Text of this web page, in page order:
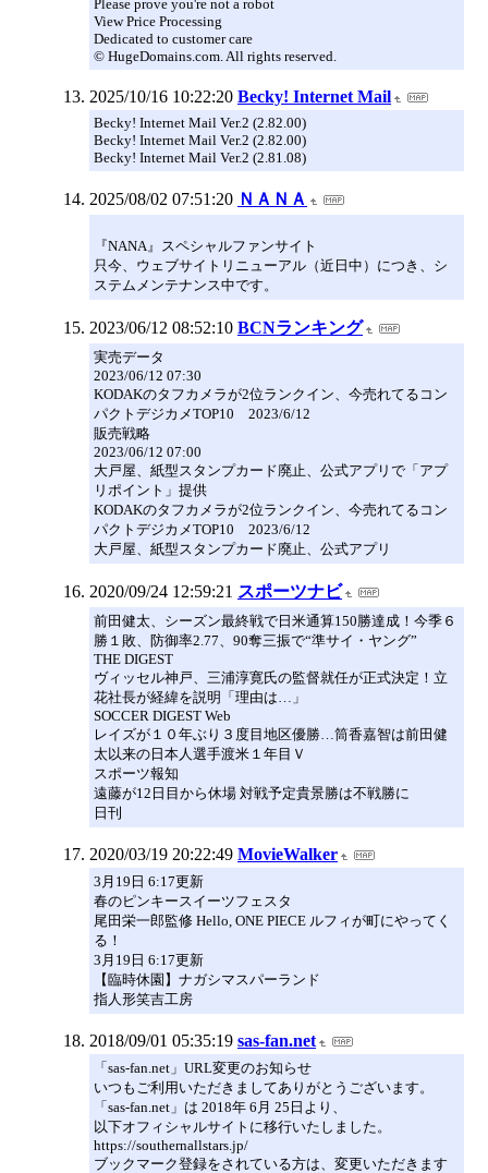
Please prove you're not a robot
View Price Processing
Dedicated to customer care
© HugeDomains.com. All rights reserved.
2025/10/16 10:22:20 Becky! Internet Mail
Becky! Internet Mail Ver.2 (2.82.00)
Becky! Internet Mail Ver.2 (2.82.00)
Becky! Internet Mail Ver.2 (2.81.08)
2025/08/02 07:51:20 ＮＡＮＡ
『NANA』スペシャルファンサイト
只今、ウェブサイトリニューアル（近日中）につき、シ
ステムメンテナンス中です。
2023/06/12 08:52:10 BCNランキング
実売データ
2023/06/12 07:30
KODAKのタフカメラが2位ランクイン、今売れてるコン
パクトデジカメTOP10 2023/6/12
販売戦略
2023/06/12 07:00
大戸屋、紙型スタンプカード廃止、公式アプリで「アプ
リポイント」提供
KODAKのタフカメラが2位ランクイン、今売れてるコン
パクトデジカメTOP10 2023/6/12
大戸屋、紙型スタンプカード廃止、公式アプリ
2020/09/24 12:59:21 スポーツナビ
前田健太、シーズン最終戦で日米通算150勝達成！今季６
勝１敗、防御率2.77、90奪三振で“準サイ・ヤング”
THE DIGEST
ヴィッセル神戸、三浦淳寛氏の監督就任が正式決定！立
花社長が経緯を説明「理由は…」
SOCCER DIGEST Web
レイズが１０年ぶり３度目地区優勝…筒香嘉智は前田健
太以来の日本人選手渡米１年目Ｖ
スポーツ報知
遠藤が12日目から休場 対戦予定貴景勝は不戦勝に
日刊
2020/03/19 20:22:49 MovieWalker
3月19日 6:17更新
春のピンキースイーツフェスタ
尾田栄一郎監修 Hello, ONE PIECE ルフィが町にやってく
る！
3月19日 6:17更新
【臨時休園】ナガシマスパーランド
指人形笑吉工房
2018/09/01 05:35:19 sas-fan.net
「sas-fan.net」URL変更のお知らせ
いつもご利用いただきましてありがとうございます。
「sas-fan.net」は 2018年 6月 25日より、
以下オフィシャルサイトに移行いたしました。
https://southernallstars.jp/
ブックマーク登録をされている方は、変更いただきます